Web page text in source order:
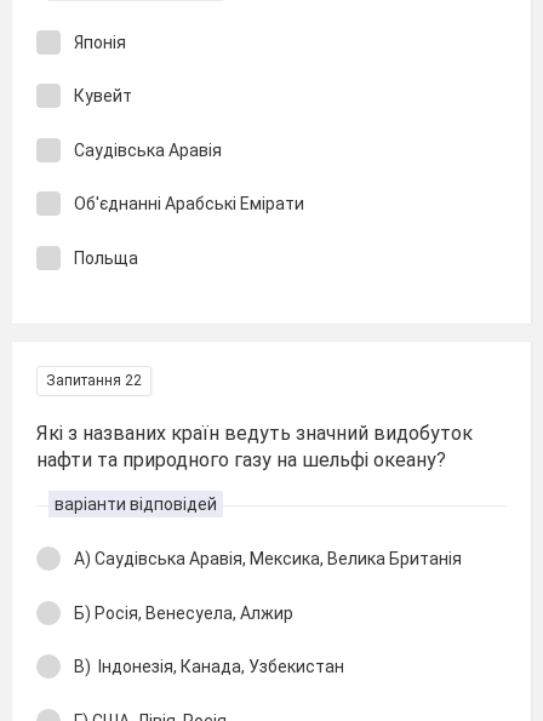
Японія
Кувейт
Саудівська Аравія
Об'єднанні Арабські Емірати
Польща
Запитання 22
Які з названих країн ведуть значний видобуток
нафти та природного газу на шельфі океану?
варіанти відповідей
А) Саудівська Аравія, Мексика, Велика Британія
Б) Росія, Венесуела, Алжир
В) Індонезія, Канада, Узбекистан